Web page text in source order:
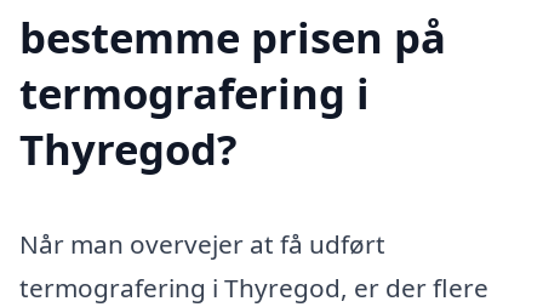
bestemme prisen på
termografering i
Thyregod?
Når man overvejer at få udført
termografering i Thyregod, er der flere